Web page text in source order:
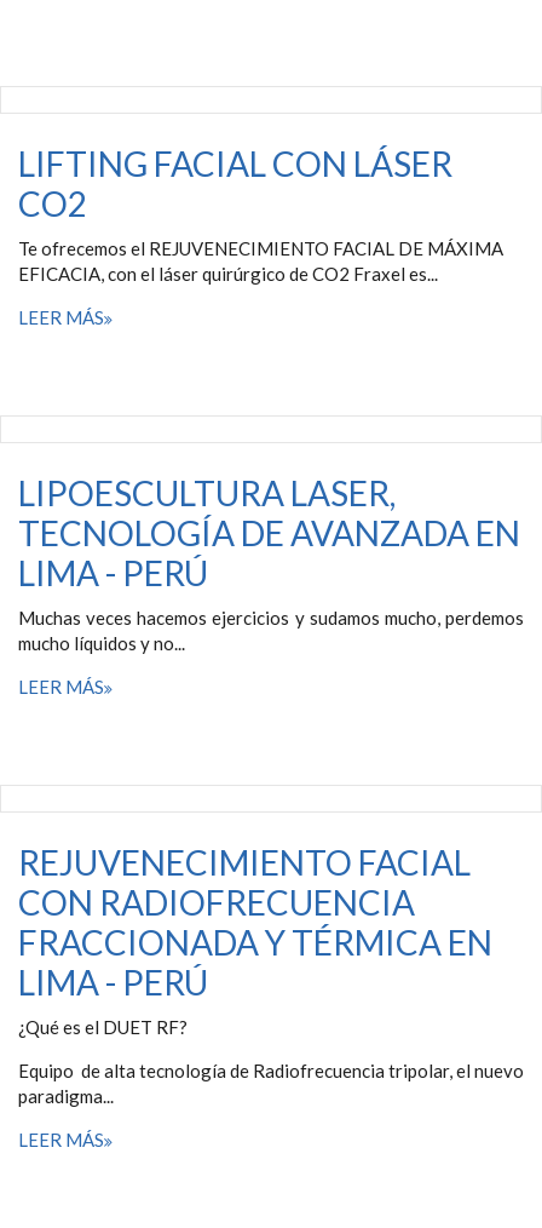
LIFTING FACIAL CON LÁSER
CO2
Te ofrecemos el REJUVENECIMIENTO FACIAL DE MÁXIMA
EFICACIA, con el láser quirúrgico de CO2 Fraxel es...
LEER MÁS
LIPOESCULTURA LASER,
TECNOLOGÍA DE AVANZADA EN
LIMA - PERÚ
Muchas veces hacemos ejercicios y sudamos mucho, perdemos
mucho líquidos y no...
LEER MÁS
REJUVENECIMIENTO FACIAL
CON RADIOFRECUENCIA
FRACCIONADA Y TÉRMICA EN
LIMA - PERÚ
¿Qué es el DUET RF?
Equipo de alta tecnología de Radiofrecuencia tripolar, el nuevo
paradigma...
LEER MÁS